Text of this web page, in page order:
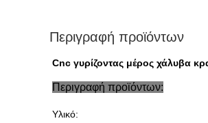
Περιγραφή προϊόντων
Cnc γυρίζοντας μέρος χάλυβα
Περιγραφή προϊόντων:
Υλικό: